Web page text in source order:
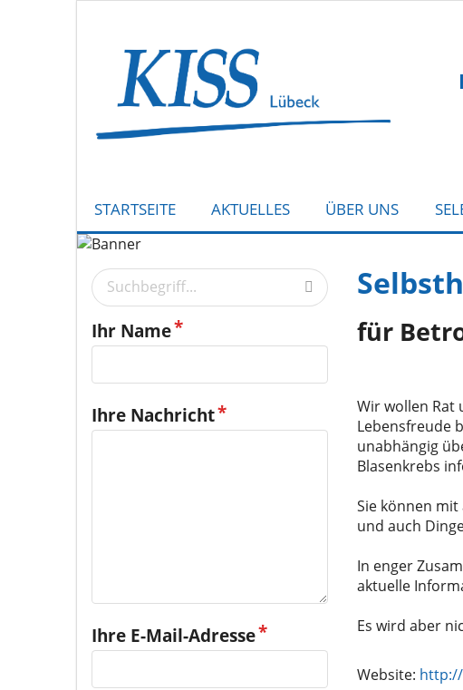
STARTSEITE AKTUELLES ÜBER UNS
Ihr Name
Ihre Nachricht
Ihre E-Mail-Adresse
für
Wir wollen Rat
Lebensfreude
unabhängig
Blasenkrebs
Sie können
und auch
In enger
aktuelle
Website: